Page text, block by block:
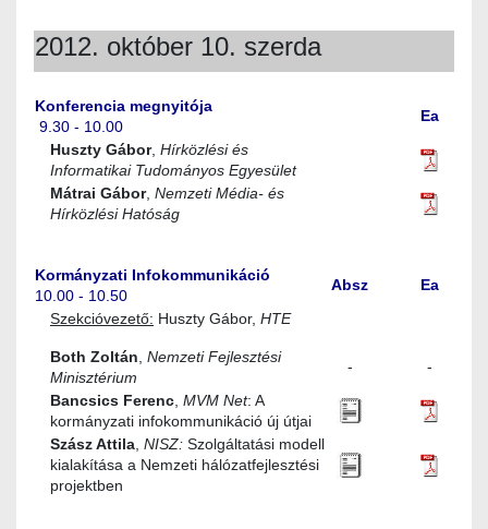
2012. október 10. szerda
Konferencia megnyitója
9.30 - 10.00
Ea
Huszty Gábor, Hírközlési és
Informatikai Tudományos Egyesület
Mátrai Gábor, Nemzeti Média- és
Hírközlési Hatóság
Kormányzati Infokommunikáció
10.00 - 10.50
Absz
Ea
Szekcióvezető: Huszty Gábor, HTE
Both Zoltán Nemzeti Fejlesztési
Minisztérium
-
-
Bancsics Ferenc MVM Net: A
kormányzati infokommunikáció új útjai
Szász Attila NISZ: Szolgáltatási modell
kialakítása a Nemzeti hálózatfejlesztési
projektben